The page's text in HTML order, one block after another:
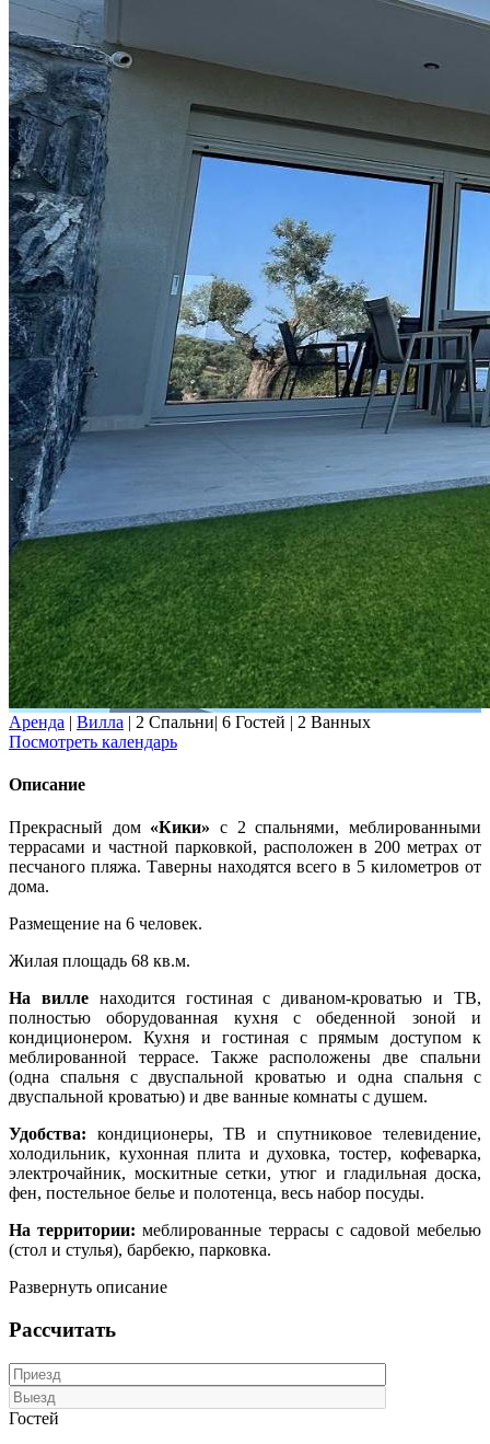
Аренда | Вилла | 2 Спальни| 6 Гостей | 2 Ванных
Посмотреть календарь
Описание
Прекрасный дом«Кики» с 2 спальнями, меблированными
террасами и частной парковкой, расположен в 200 метрах от
песчаного пляжа. Таверны находятся всего в 5 километров от
дома.
Размещение на 6 человек.
Жилая площадь 68 кв.м.
На вилленаходится гостиная с диваном-кроватью и ТВ,
полностью оборудованная кухня с обеденной зоной и
кондиционером. Кухня и гостиная с прямым доступом к
меблированной террасе. Также расположены две спальни
(одна спальня с двуспальной кроватью и одна спальня с
двуспальной кроватью) и две ванные комнаты с душем.
Удобства: кондиционеры, ТВ и спутниковое телевидение,
холодильник, кухонная плита и духовка, тостер, кофеварка,
электрочайник, москитные сетки, утюг и гладильная доска,
фен, постельное белье и полотенца, весь набор посуды.
На территории: меблированные террасы с садовой мебелью
(стол и стулья), барбекю, парковка.
Развернуть описание
Рассчитать
Гостей